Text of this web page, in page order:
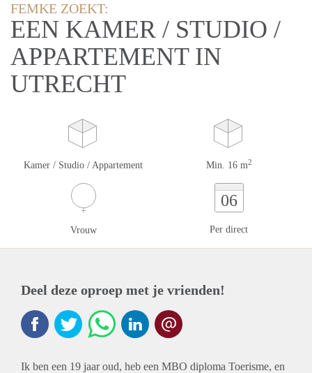
FEMKE ZOEKT:
EEN KAMER / STUDIO /
APPARTEMENT IN
UTRECHT
Kamer / Studio / Appartement Min. 16 m2
Vrouw
06
Per direct
Deel deze oproep met je vrienden!
Ik ben een 19 jaar oud, heb een MBO diploma Toerisme, en